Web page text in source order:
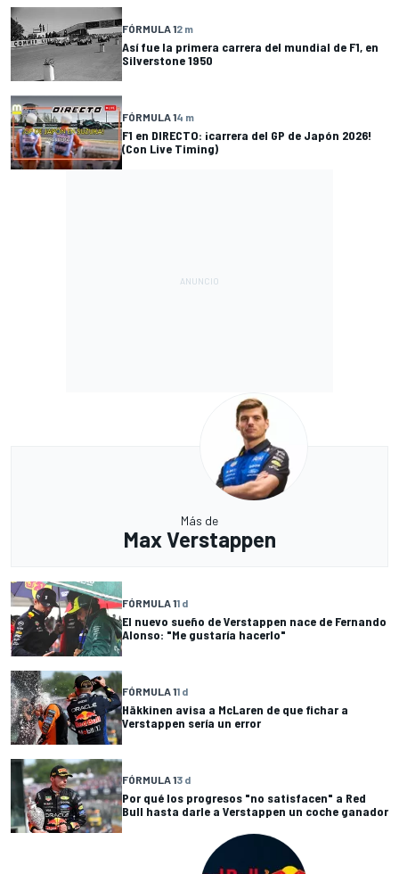
FÓRMULA 12 m
Así fue la primera carrera del mundial de F1, en
Silverstone 1950
FÓRMULA 14 m
F1 en DIRECTO: ¡carrera del GP de Japón 2026!
(Con Live Timing)
Más de
Max Verstappen
FÓRMULA 11 d
El nuevo sueño de Verstappen nace de Fernando
Alonso: "Me gustaría hacerlo"
FÓRMULA 11 d
Häkkinen avisa a McLaren de que fichar a
Verstappen sería un error
FÓRMULA 13 d
Por qué los progresos "no satisfacen" a Red
Bull hasta darle a Verstappen un coche ganador